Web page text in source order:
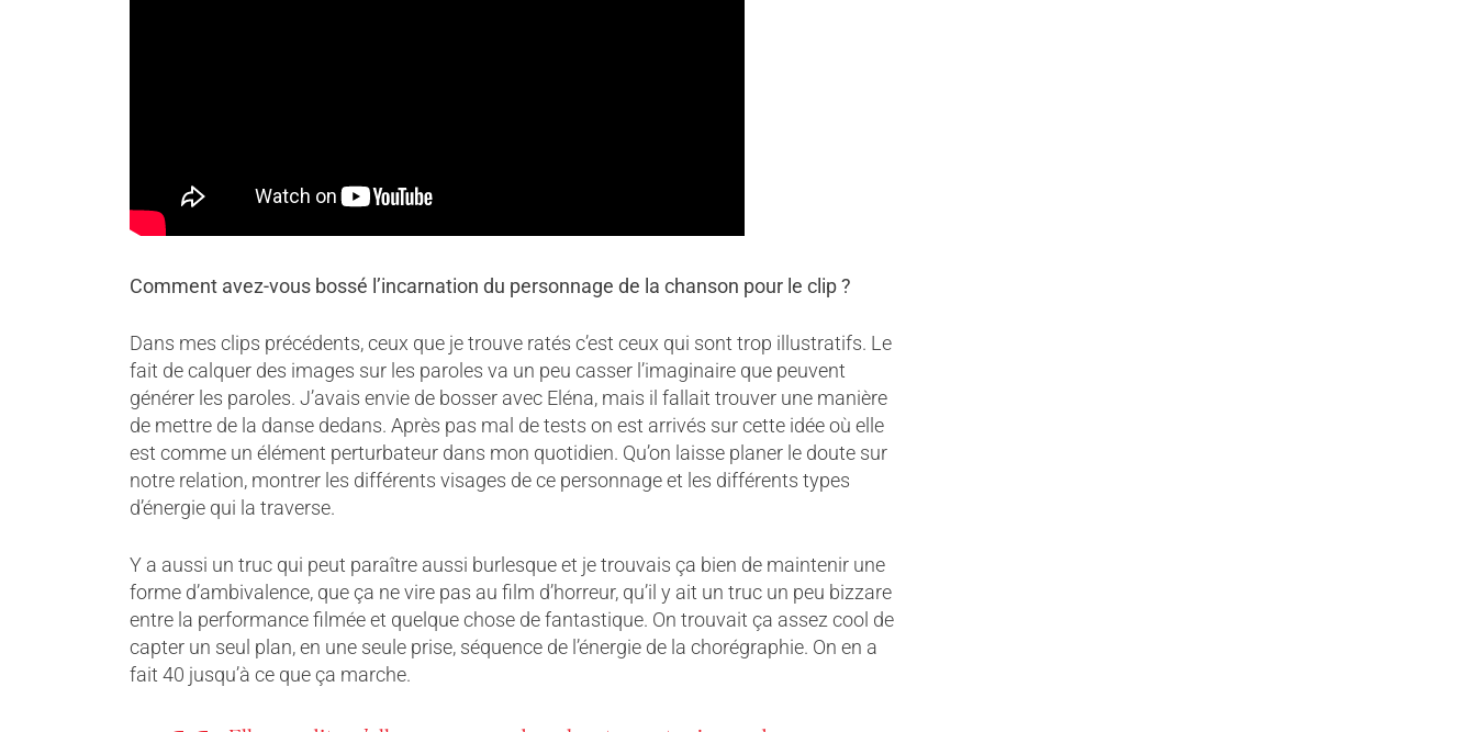
Comment avez-vous bossé l’incarnation du personnage de la chanson pour le clip ?
Dans mes clips précédents, ceux que je trouve ratés c’est ceux qui sont trop illustratifs. Le
fait de calquer des images sur les paroles va un peu casser l’imaginaire que peuvent
générer les paroles. J’avais envie de bosser avec Eléna, mais il fallait trouver une manière
de mettre de la danse dedans. Après pas mal de tests on est arrivés sur cette idée où elle
est comme un élément perturbateur dans mon quotidien. Qu’on laisse planer le doute sur
notre relation, montrer les différents visages de ce personnage et les différents types
d’énergie qui la traverse.
Y a aussi un truc qui peut paraître aussi burlesque et je trouvais ça bien de maintenir une
forme d’ambivalence, que ça ne vire pas au film d’horreur, qu’il y ait un truc un peu bizzare
entre la performance filmée et quelque chose de fantastique. On trouvait ça assez cool de
capter un seul plan, en une seule prise, séquence de l’énergie de la chorégraphie. On en a
fait 40 jusqu’à ce que ça marche.